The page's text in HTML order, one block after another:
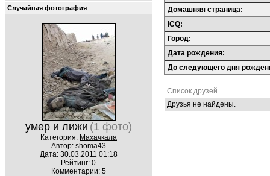
Случайная фотография
умер и лижи (1 фото)
Категория: Махачкала
Автор: shoma43
Дата: 30.03.2011 01:18
Рейтинг: 0
Комментарии: 5
Домашняя страница:
ICQ:
Город:
Дата рождения:
До следующего дня
Список друзей
Друзья не найдены.